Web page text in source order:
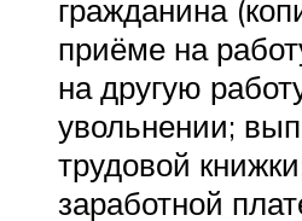
гражданина
приёме на
на другую
увольнении;
трудовой
заработной